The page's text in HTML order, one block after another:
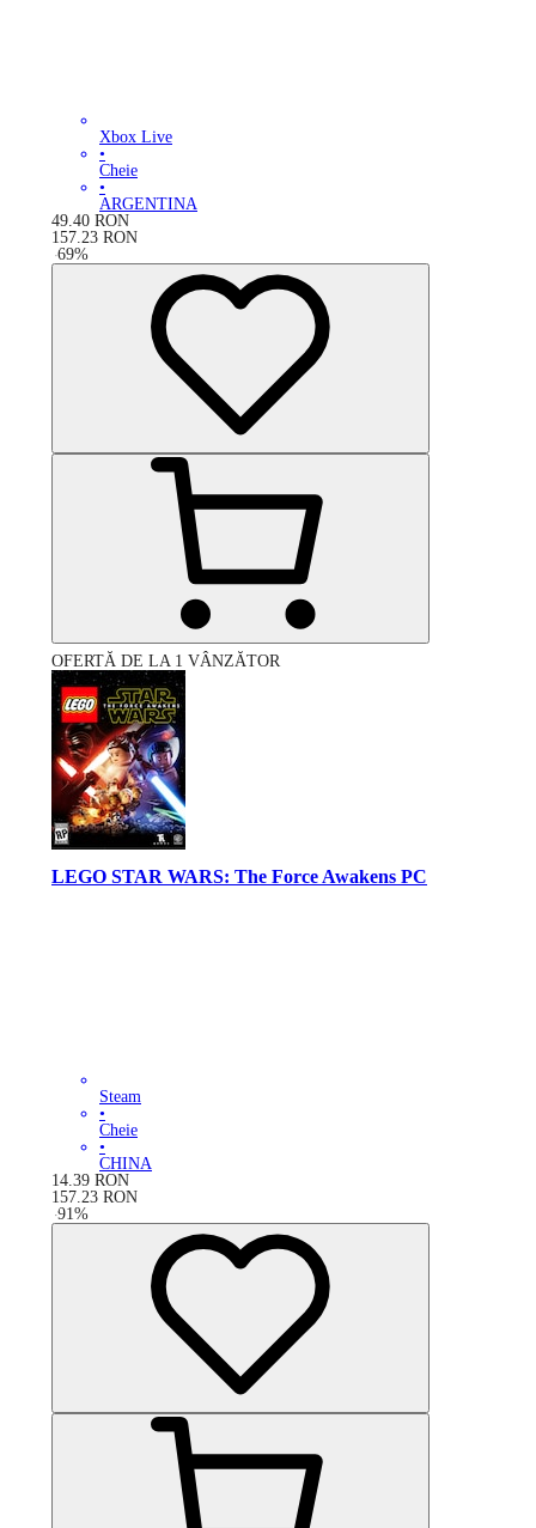
Xbox Live
•
Cheie
•
ARGENTINA
49.40 RON
157.23 RON
-69%
OFERTĂ DE LA 1 VÂNZĂTOR
LEGO STAR WARS: The Force Awakens PC
Steam
•
Cheie
•
CHINA
14.39 RON
157.23 RON
-91 %